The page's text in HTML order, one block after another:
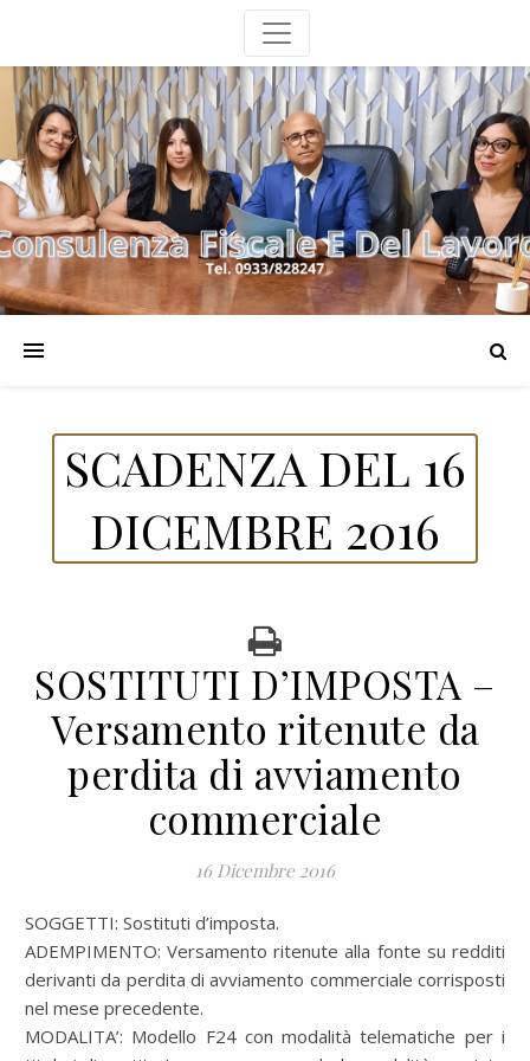
SCADENZA DEL 16
DICEMBRE 2016
SOSTITUTI D’IMPOSTA –
Versamento ritenute da
perdita di avviamento
commerciale
16 Dicembre 2016
SOGGETTI: Sostituti d’imposta.
ADEMPIMENTO: Versamento ritenute alla fonte su redditi
derivanti da perdita di avviamento commerciale corrisposti
nel mese precedente.
MODALITA’: Modello F24 con modalità telematiche per i